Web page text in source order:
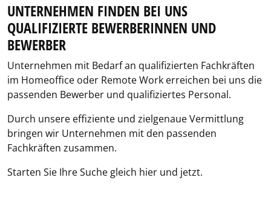
UNTERNEHMEN FINDEN BEI UNS
QUALIFIZIERTE BEWERBERINNEN UND
BEWERBER
Unternehmen mit Bedarf an qualifizierten Fachkräften
im Homeoffice oder Remote Work erreichen bei uns die
passenden Bewerber und qualifiziertes Personal.
Durch unsere effiziente und zielgenaue Vermittlung
bringen wir Unternehmen mit den passenden
Fachkräften zusammen.
Starten Sie Ihre Suche gleich hier und jetzt.